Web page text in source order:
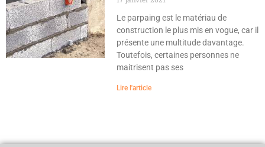
Le parpaing est le matériau de
construction le plus mis en vogue, car il
présente une multitude davantage.
Toutefois, certaines personnes ne
maitrisent pas ses
Lire l'article